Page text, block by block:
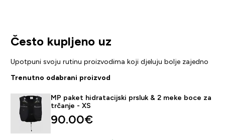
Često kupljeno uz
Upotpuni svoju rutinu proizvodima koji djeluju bolje zajedno
Trenutno odabrani proizvod
MP paket hidratacijski prsluk & 2 meke boce za
trčanje - XS
90.00€‎